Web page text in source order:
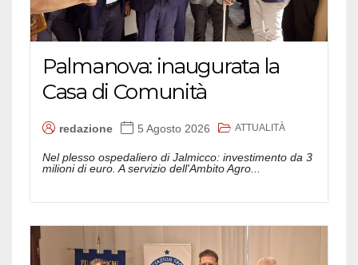
Palmanova: inaugurata la
Casa di Comunità
redazione 5 Agosto 2026 ATTUALITÀ
Nel plesso ospedaliero di Jalmicco: investimento da 3
milioni di euro. A servizio dell'Ambito Agro...